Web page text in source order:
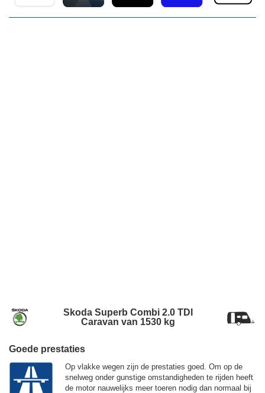
Skoda Superb Combi 2.0 TDI
Caravan van 1530 kg
Goede prestaties
Op vlakke wegen zijn de prestaties goed. Om op de
snelweg onder gunstige omstandigheden te rijden heeft
de motor nauwelijks meer toeren nodig dan normaal bij